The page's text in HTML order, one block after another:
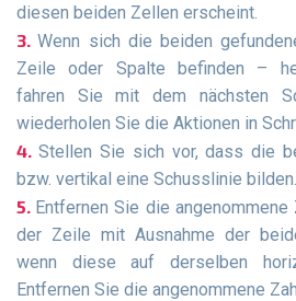
diesen beiden Zellen erscheint.
Wenn sich die beiden
Zeile oder Spalte befinden –
fahren Sie mit dem nächsten
wiederholen Sie die Aktionen in
Stellen Sie sich vor, dass die
bzw. vertikal eine Schusslinie bilden.
Entfernen Sie die
der Zeile mit Ausnahme der
wenn diese auf derselben
Entfernen Sie die angenommene